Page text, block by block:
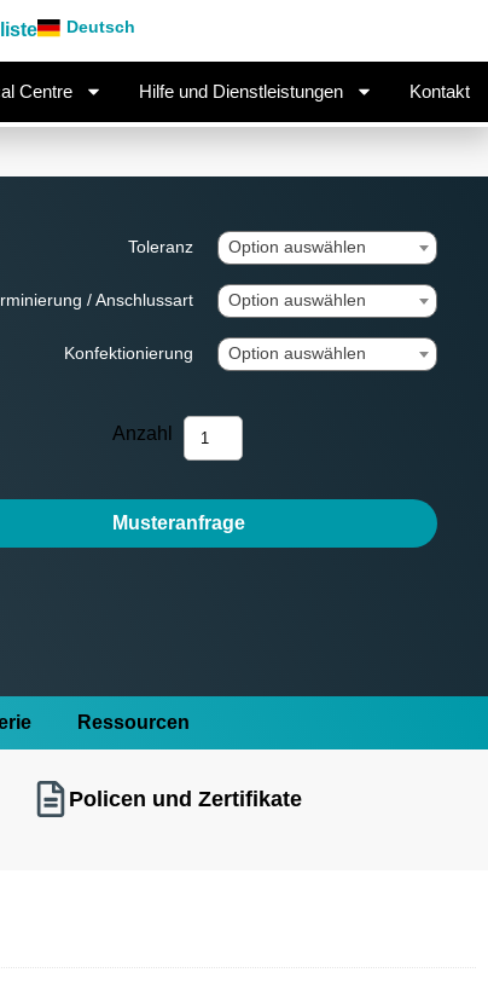
Deutsch
Centre Hilfe und Dienstleistungen Kontakt
Toleranz Option auswählen
/ Anschlussart Option auswählen
Konfektionierung Option auswählen
Anzahl
Musteranfrage
Ressourcen
Policen und Zertifikate
Resistor